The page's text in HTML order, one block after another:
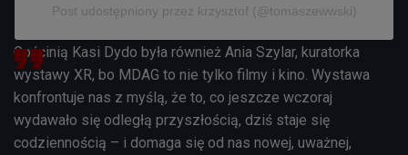
Post udostępniony przez krzysztof (@tomaszewwski)
Gościnią Kasi Dydo była również Ania Szylar, kuratorka
wystawy XR, bo MDAG to nie tylko filmy i kino. Wystawa
konfrontuje nas z myślą, że to, co jeszcze wczoraj
wydawało się odległą przyszłością, dziś staje się
codziennością – i domaga się od nas nowej, uważnej,